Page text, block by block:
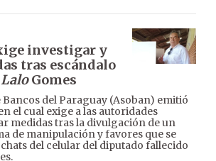
investigar y
tras escándalo
LaloGomes
Bancos del Paraguay (Asoban) emitió
el cual exige a las autoridades
medidas tras la divulgación de un
de manipulación y favores que se
del celular del diputado fallecido